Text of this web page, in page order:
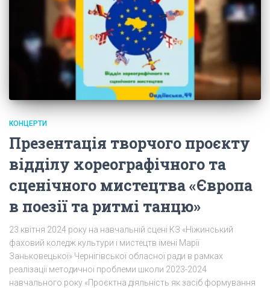
КОНЦЕРТИ
Презентація творчого проєкту
відділу хореографічного та
сценічного мистецтва «Європа
в поезії та ритмі танцю»
23 квітня 2024 року на навчальній сцені КЗ «Ніжинський
фаховий коледж культури і мистецтв імені Марії
Заньковецької» Чернігівської обласної ради в рамках
реалізації методичної проблеми школи 2023-2024
навчального року «Проєктна діяльність як засіб формування